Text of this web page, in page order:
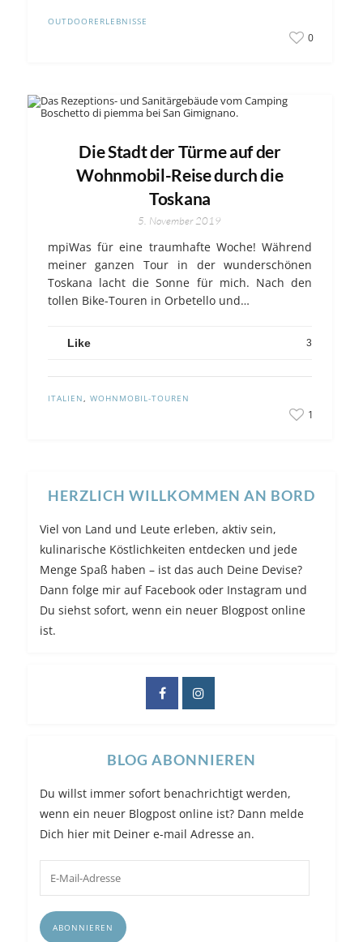
OUTDOORERLEBNISSE
0
Die Stadt der Türme auf der
Wohnmobil-Reise durch die
Toskana
5. November 2019
mpiWas für eine traumhafte Woche! Während
meiner ganzen Tour in der wunderschönen
Toskana lacht die Sonne für mich. Nach den
tollen Bike-Touren in Orbetello und…
Like 3
ITALIEN WOHNMOBIL-TOUREN
1
HERZLICH WILLKOMMEN AN BORD
Viel von Land und Leute erleben, aktiv sein,
kulinarische Köstlichkeiten entdecken und jede
Menge Spaß haben – ist das auch Deine Devise?
Dann folge mir auf Facebook oder Instagram und
Du siehst sofort, wenn ein neuer Blogpost online
ist.
BLOG ABONNIEREN
Du willst immer sofort benachrichtigt werden,
wenn ein neuer Blogpost online ist? Dann melde
Dich hier mit Deiner e-mail Adresse an.
Adresse
ABONNIEREN